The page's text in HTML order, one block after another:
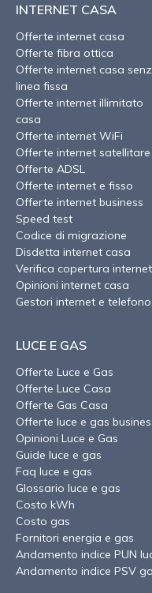
INTERNET CASA
Offerte internet casa
Offerte fibra ottica
Offerte internet casa
linea fissa
Offerte internet illimitato
casa
Offerte internet WiFi
Offerte internet satellitare
Offerte ADSL
Offerte internet e fisso
Offerte internet business
Speed test
Codice di migrazione
Disdetta internet casa
Verifica copertura internet
Opinioni internet casa
Gestori internet e telefono
LUCE E GAS
Offerte Luce e Gas
Offerte Luce Casa
Offerte Gas Casa
Offerte luce e gas
Opinioni Luce e Gas
Guide luce e gas
Faq luce e gas
Glossario luce e gas
Costo kWh
Costo gas
Fornitori energia e gas
Andamento indice PUN
Andamento indice PSV